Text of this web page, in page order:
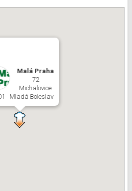
Malá Praha
72
Michalovice
Mladá Boleslav